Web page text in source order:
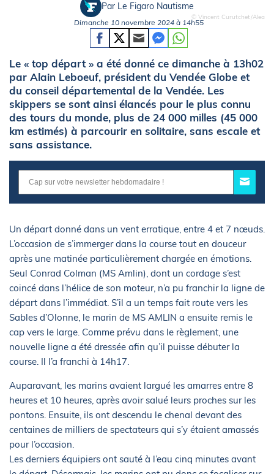
© Vincent Curutchet/Alea
Par Le Figaro Nautisme
Dimanche 10 novembre 2024 à 14h55
Le « top départ » a été donné ce dimanche à 13h02
par Alain Leboeuf, président du Vendée Globe et
du conseil départemental de la Vendée. Les
skippers se sont ainsi élancés pour le plus connu
des tours du monde, plus de 24 000 milles (45 000
km estimés) à parcourir en solitaire, sans escale et
sans assistance.
Un départ donné dans un vent erratique, entre 4 et 7 nœuds.
L’occasion de s’immerger dans la course tout en douceur
après une matinée particulièrement chargée en émotions.
Seul Conrad Colman (MS Amlin), dont un cordage s’est
coincé dans l’hélice de son moteur, n’a pu franchir la ligne de
départ dans l’immédiat. S’il a un temps fait route vers les
Sables d’Olonne, le marin de MS AMLIN a ensuite remis le
cap vers le large. Comme prévu dans le règlement, une
nouvelle ligne a été dressée afin qu’il puisse débuter la
course. Il l’a franchi à 14h17.
Auparavant, les marins avaient largué les amarres entre 8
heures et 10 heures, après avoir salué leurs proches sur les
pontons. Ensuite, ils ont descendu le chenal devant des
centaines de milliers de spectateurs qui s’y étaient amassés
pour l’occasion.
Les derniers équipiers ont sauté à l’eau cinq minutes avant